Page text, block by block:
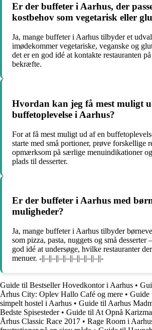
Er der buffeter i Aarhus, der
kostbehov som vegetarisk eller
Ja, mange buffeter i Aarhus tilbyder et
imødekommer vegetariske, veganske og
det er en god idé at kontakte restauranten
bekræfte.
Hvordan kan jeg få mest muligt
buffetoplevelse i Aarhus?
For at få mest muligt ud af en
starte med små portioner, prøve forskellige
opmærksom på særlige menuindikationer
plads til desserter.
Er der buffeter i Aarhus med
muligheder?
Ja, mange buffeter i Aarhus tilbyder
som pizza, pasta, nuggets og små desserter
god idé at undersøge, hvilke restauranter
menuer. -||–||–||–||–||–||–||–||–||-
Guide til Bestseller Hovedkontor i Aarhus •
Århus City: Oplev Hallo Café og mere • Guide
simpelt hostel i Aarhus • Guide til Aarhus
Bedste Spisesteder• Guide til At Opnå
Århus Classic Race 2017 • Rage Room i